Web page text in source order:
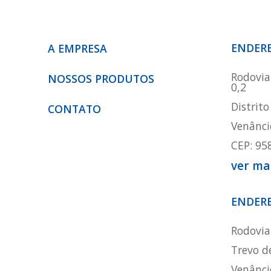
A EMPRESA
NOSSOS PRODUTOS
CONTATO
0,2
CEP:
ver
Trevo